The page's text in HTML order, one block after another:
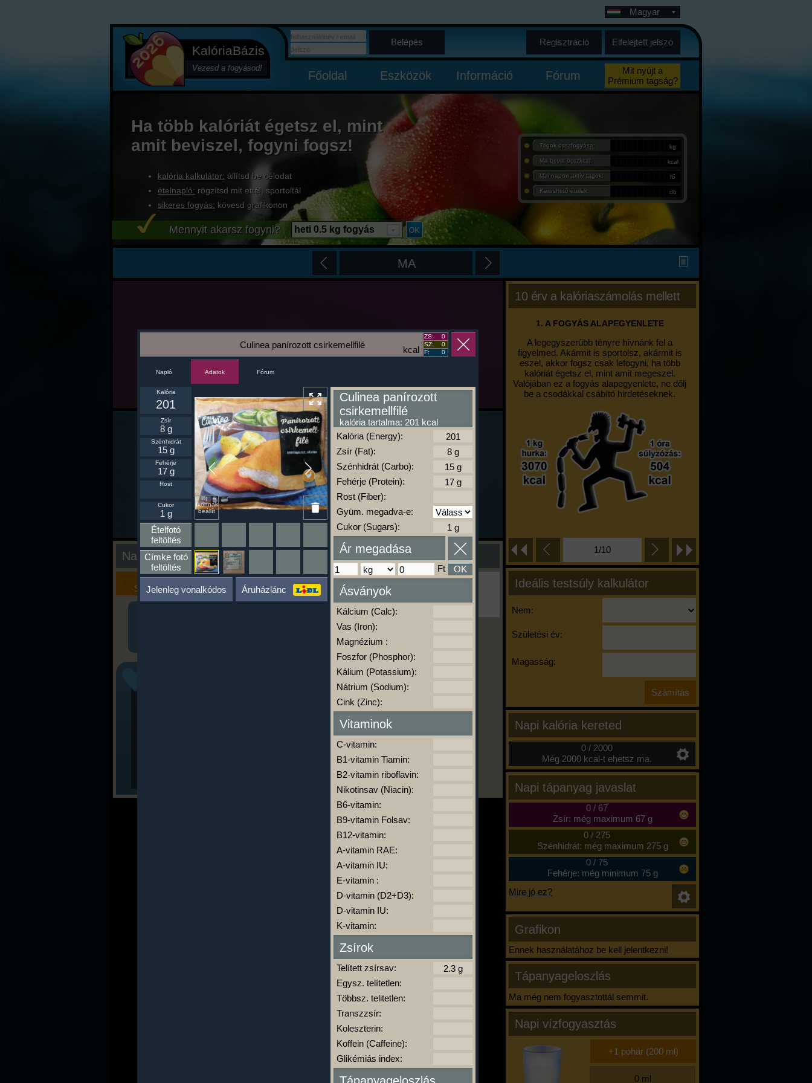
KalóriaBázis
Vezesd a fogyásod!
Magyar
Belépés Regisztráció Elfelejtett jelszó
Főoldal Eszközök Információ Fórum
Mit nyújt a
Prémium tagság?
Ha több kalóriát égetsz el, mint
amit beviszel, fogyni fogsz!
kalória kalkulátor: állítsd be célodat
ételnapló: rögzítsd mit ettél, sportoltál
sikeres fogyás: kövesd grafikonon
Tagok összfogyása: kg
Ma bevitt összkcal: kcal
Mai napon aktív tagok: fő
Kereshető ételek: db
Mennyit akarsz fogyni? heti 0.5 kg fogyás
MA
10 érv a kalóriaszámolás mellett
1. A FOGYÁS ALAPEGYENLETE
A legegyszerűbb tényre hívnánk fel a
figyelmed. Akármit is sportolsz, akármit is
eszel, akkor fogsz csak lefogyni, ha több
kalóriát égetsz el, mint amit megeszel.
Valójában ez a fogyás alapegyenlete, ne dőlj
be a csodákkal csábító hirdetéseknek.
1/10
Ideális testsúly kalkulátor
Nem:
Születési év:
Magasság:
Napi kalória kereted
0 / 2000
Még 2000 kcal-t ehetsz ma.
Napi tápanyag javaslat
0/ 67
Zsír: még maximum 67 g
0/ 275
Szénhidrát: még maximum 275 g
0/ 75
Fehérje: még minimum 75 g
Mire jó ez?
Grafikon
Ennek használatához be kell jelentkezni!
Tápanyageloszlás
Ma még nem fogyasztottál semmit.
Napi vízfogyasztás
Nap kiértékelése
Kalória
Szimulátor
Szöveges
Értékelés
Ha ma már nem eszel/sportolsz többet,
kattints a kiértékelésre!
A Kalória Szimulátor Prémium funkció.
kalóriabázis.hu
-
kcal
Culinea panírozott csirkemellfilé
ZS:
0
SZ:
0
F:
0
Napló Adatok Fórum
Ikonnak
beállít
Kalória
201
Zsír
8 g
Szénhidrát
15 g
Fehérje
17 g
Rost
Cukor
1 g
Ételfotó
feltöltés
Címke fotó
feltöltés
Jelenleg vonalkódos Áruházlánc
Culinea panírozott
csirkemellfilé
kalória tartalma: 201 kcal
Kalória (Energy):
Zsír (Fat):
Szénhidrát (Carbo):
Fehérje (Protein):
Rost (Fiber):
Gyüm. megadva-e:
Cukor (Sugars):
Ár megadása
Ft OK
Ásványok
Kálcium (Calc):
Vas (Iron):
Magnézium :
Foszfor (Phosphor):
Kálium (Potassium):
Nátrium (Sodium):
Cink (Zinc):
Vitaminok
C-vitamin:
B1-vitamin Tiamin:
B2-vitamin riboflavin:
Nikotinsav (Niacin):
B6-vitamin:
B9-vitamin Folsav:
B12-vitamin:
A-vitamin RAE:
A-vitamin IU:
E-vitamin :
D-vitamin (D2+D3):
D-vitamin IU:
K-vitamin:
Zsírok
Telített zsírsav:
Egysz. telítetlen:
Többsz. telitetlen:
Transzzsír:
Koleszterin:
Koffein (Caffeine):
Glikémiás index: